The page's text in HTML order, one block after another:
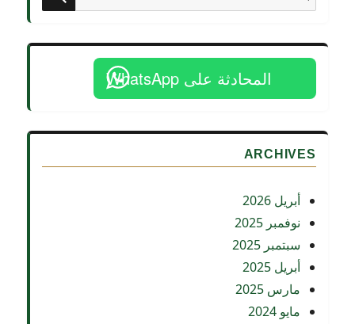
عن:
المحادثة على WhatsApp
ARCHIVES
أبريل 2026
نوفمبر 2025
سبتمبر 2025
أبريل 2025
مارس 2025
مايو 2024